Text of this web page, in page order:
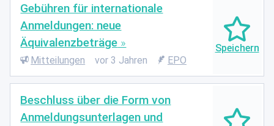
Gebühren für internationale
Anmeldungen: neue
Äquivalenzbeträge
Mitteilungen vor 3 Jahren EPO
Beschluss über die Form von
Anmeldungsunterlagen und